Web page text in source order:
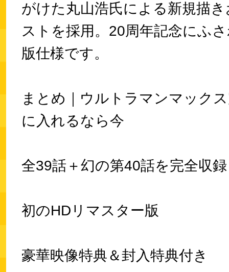
がけた丸山浩氏による新規描
ストを採用。20周年記念にふ
版仕様です。
まとめ｜ウルトラマンマック
に入れるなら今
全39話＋幻の第40話を完全収録
初のHDリマスター版
豪華映像特典＆封入特典付き